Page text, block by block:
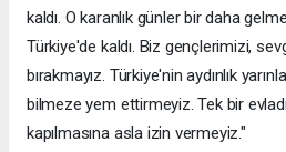
kaldı. O karanlık günler bir daha
Türkiye'de kaldı. Biz gençlerimizi,
bırakmayız. Türkiye'nin aydınlık
bilmeze yem ettirmeyiz. Tek bir
kapılmasına asla izin vermeyiz."